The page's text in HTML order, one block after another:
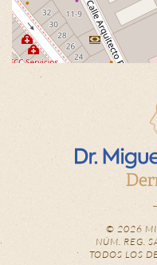
© 2026
NÚM. REG.
TODOS LOS